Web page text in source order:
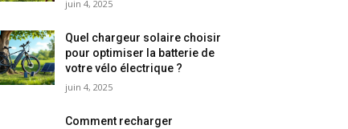
juin 4, 2025
Quel chargeur solaire choisir
pour optimiser la batterie de
votre vélo électrique ?
juin 4, 2025
Comment recharger